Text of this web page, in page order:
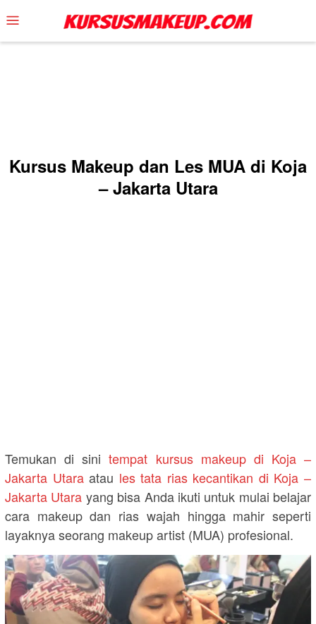
to
content
Mobile
Menu
Kursus Makeup dan Les MUA di Koja
– Jakarta Utara
Temukan di sinitempat kursus makeup di Koja –
Jakarta Utaraatau les tata rias kecantikan di Koja –
Jakarta Utara yang bisa Anda ikuti untuk mulai belajar
cara makeup dan rias wajah hingga mahir seperti
layaknya seorang makeup artist (MUA) profesional.